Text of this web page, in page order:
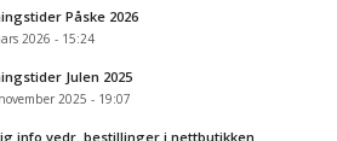
Påske 2026
2026 - 15:24
Julen 2025
2025 - 19:07
info vedr. bestillinger i nettbutikken